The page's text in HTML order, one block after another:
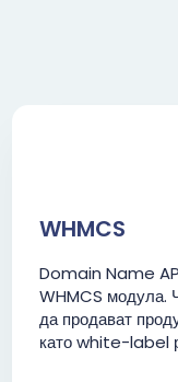
WHMCS
Domain Name
WHMCS модула.
да продават
като white-label